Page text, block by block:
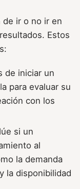
de ir o no ir en
Estos
de iniciar un
para evaluar su
con los
si un
al
la demanda
la disponibilidad